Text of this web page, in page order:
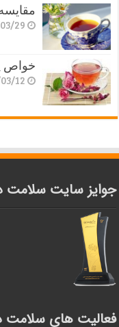
29
خواص
12
جوایز سایت سلامت
فعالیت های سلامت